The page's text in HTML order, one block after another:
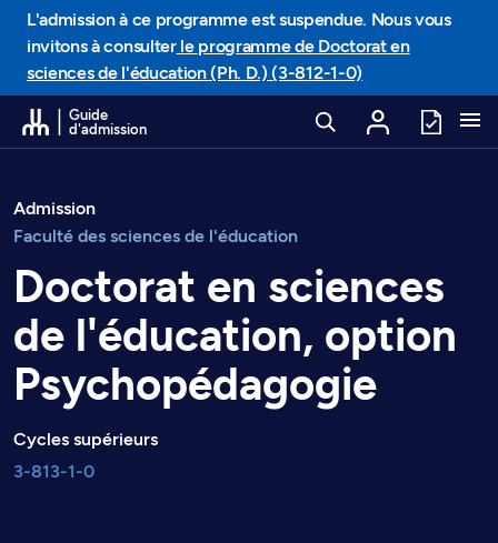
L'admission à ce programme est suspendue. Nous vous
invitons à consulterle programme de Doctorat en
sciences de l'éducation (Ph. D.) (3-812-1-0)
Passer au contenu
Guide
d'admission
Admission
Faculté des sciences de l'éducation
Doctorat en sciences
de l'éducation, option
Psychopédagogie
Cycles supérieurs
3-813-1-0